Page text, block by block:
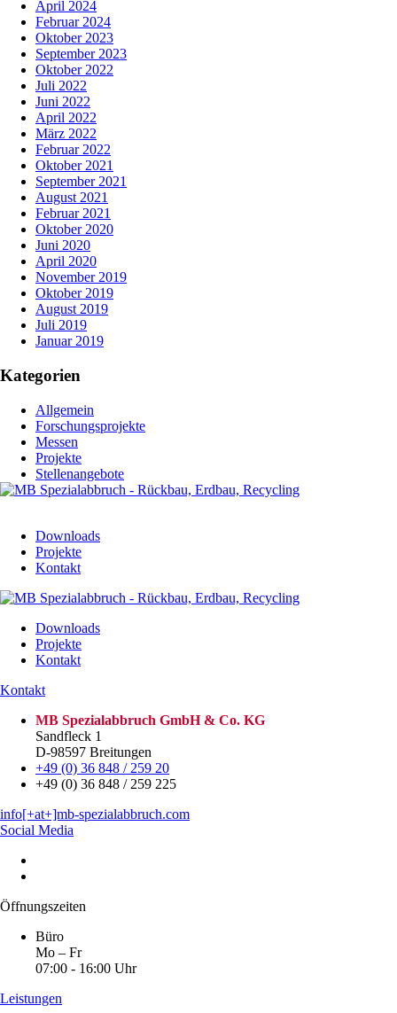
April 2024
Februar 2024
Oktober 2023
September 2023
Oktober 2022
Juli 2022
Juni 2022
April 2022
März 2022
Februar 2022
Oktober 2021
September 2021
August 2021
Februar 2021
Oktober 2020
Juni 2020
April 2020
November 2019
Oktober 2019
August 2019
Juli 2019
Januar 2019
Kategorien
Allgemein
Forschungsprojekte
Messen
Projekte
Stellenangebote
Downloads
Projekte
Kontakt
Downloads
Projekte
Kontakt
Kontakt
MB Spezialabbruch GmbH & Co. KG
Sandfleck 1
D-98597 Breitungen
+49 (0) 36 848 / 259 20
+49 (0) 36 848 / 259 225
info[+at+]mb-spezialabbruch.com
Social Media
Öffnungszeiten
Büro
Mo – Fr
07:00 - 16:00 Uhr
Leistungen